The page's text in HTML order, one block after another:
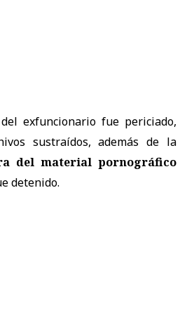
exfuncionario fue periciado,
sustraídos, además de la
del material pornográfico
detenido.